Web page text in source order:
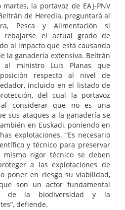
la portavoz de EAJ-PNV
de Heredia, preguntará al
Pesca y Alimentación si
rebajarse el actual grado de
al impacto que está causando
la ganadería extensiva. Beltrán
al ministro Luis Planas que
respecto al nivel de
incluido en el listado de
del cual la portavoz
considerar que no es una
sus ataques a la ganadería se
en Euskadi, poniendo en
explotaciones. “Es necesario
y técnico para preservar
rigor técnico se deben
a las explotaciones de
poner en riesgo su viabilidad,
son un actor fundamental
de la biodiversidad y la
defiende.